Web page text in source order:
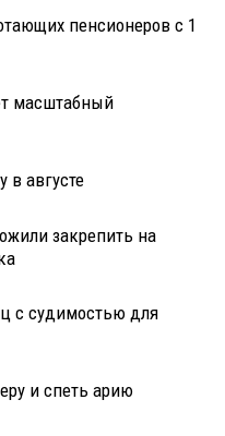
пенсионеров с 1
масштабный
в августе
закрепить на
с судимостью для
и спеть арию